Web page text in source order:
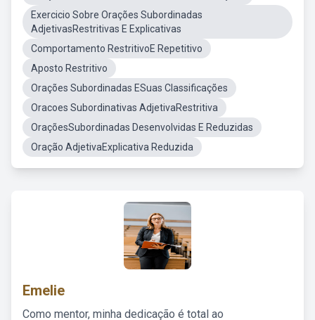
Exercicio Sobre Orações Subordinadas
AdjetivasRestritivas E Explicativas
Comportamento RestritivoE Repetitivo
Aposto Restritivo
Orações Subordinadas ESuas Classificações
Oracoes Subordinativas AdjetivaRestritiva
OraçõesSubordinadas Desenvolvidas E Reduzidas
Oração AdjetivaExplicativa Reduzida
Emelie
Como mentor, minha dedicação é total ao